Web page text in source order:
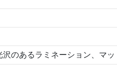
のあるラミネーション、マ